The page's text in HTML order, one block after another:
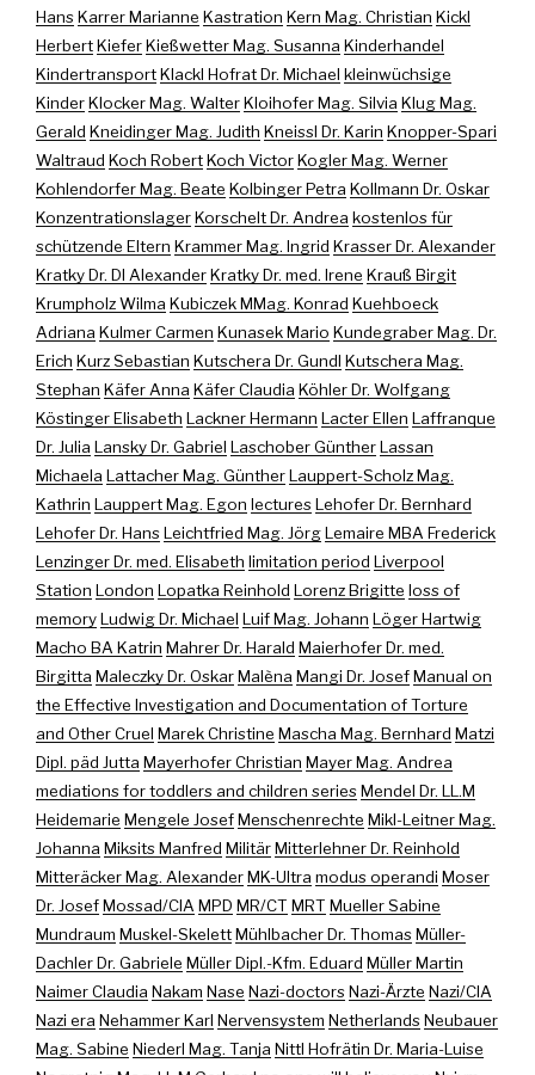
HansKarrer Marianne Kastration Kern Mag. Christian Kickl
HerbertKieferKießwetter Mag. Susanna Kinderhandel
KindertransportKlackl Hofrat Dr. Michael kleinwüchsige
KinderKlocker Mag. WalterKloihofer Mag. Silvia Klug Mag.
Gerald Kneidinger Mag. Judith Kneissl Dr. Karin Knopper-Spari
Waltraud Koch RobertKoch VictorKogler Mag. Werner
Kohlendorfer Mag. Beate Kolbinger Petra Kollmann Dr. Oskar
KonzentrationslagerKorschelt Dr. Andrea kostenlos für
schützende Eltern Krammer Mag. Ingrid Krasser Dr. Alexander
Kratky Dr. DI AlexanderKratky Dr. med. Irene Krauß Birgit
Krumpholz Wilma Kubiczek MMag. Konrad Kuehboeck
Adriana Kulmer Carmen Kunasek Mario Kundegraber Mag. Dr.
Erich Kurz Sebastian Kutschera Dr. Gundl Kutschera Mag.
Stephan Käfer Anna Käfer Claudia Köhler Dr. Wolfgang
Köstinger Elisabeth Lackner Hermann Lacter Ellen Laffranque
Dr. Julia Lansky Dr. Gabriel Laschober GüntherLassan
Michaela Lattacher Mag. GüntherLauppert-Scholz Mag.
Kathrin Lauppert Mag. Egon lecturesLehofer Dr. Bernhard
Lehofer Dr. HansLeichtfried Mag. JörgLemaire MBA Frederick
Lenzinger Dr. med. Elisabeth limitation period Liverpool
Station London Lopatka Reinhold Lorenz Brigitte loss of
memoryLudwig Dr. Michael Luif Mag. Johann Löger Hartwig
Macho BA Katrin Mahrer Dr. Harald Maierhofer Dr. med.
Birgitta Maleczky Dr. OskarMalèna Mangi Dr. JosefManual on
the Effective Investigation and Documentation of Torture
and Other Cruel Marek Christine Mascha Mag. Bernhard Matzi
Dipl. päd Jutta Mayerhofer Christian Mayer Mag. Andrea
mediations for toddlers and children seriesMendel Dr. LL.M
Heidemarie Mengele JosefMenschenrechte Mikl-Leitner Mag.
Johanna Miksits Manfred MilitärMitterlehner Dr. Reinhold
Mitteräcker Mag. AlexanderMK-Ultra modus operandi Moser
Dr. JosefMossad/CIA MPD MR/CT MRT Mueller Sabine
Mundraum Muskel-SkelettMühlbacher Dr. ThomasMüller-
Dachler Dr. Gabriele Müller Dipl.-Kfm. Eduard Müller Martin
Naimer Claudia Nakam Nase Nazi-doctorsNazi-Ärzte Nazi/CIA
Nazi era Nehammer Karl Nervensystem NetherlandsNeubauer
Mag. Sabine Niederl Mag. Tanja Nittl Hofrätin Dr. Maria-Luise